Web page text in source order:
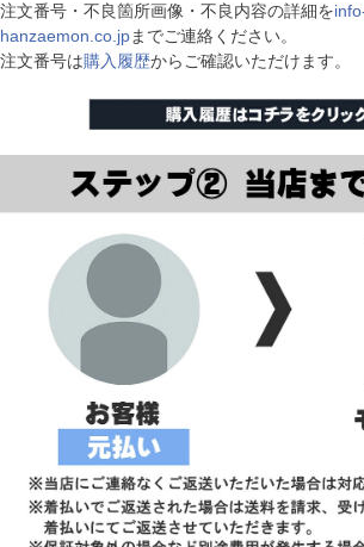
注文番号・不良箇所画像・不良内容の詳細を
hanzaemon.co.jpまでご連絡ください。
注文番号は購入履歴からご確認いただけます。